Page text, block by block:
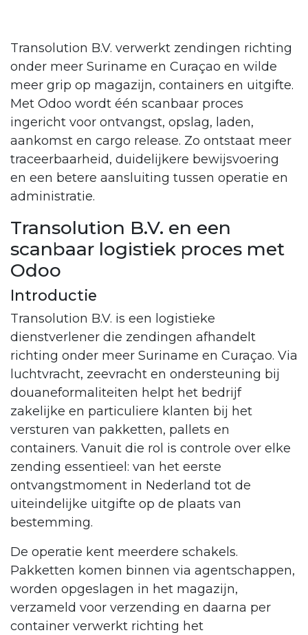
Transolution B.V. verwerkt zendingen richting
onder meer Suriname en Curaçao en wilde
meer grip op magazijn, containers en uitgifte.
Met Odoo wordt één scanbaar proces
ingericht voor ontvangst, opslag, laden,
aankomst en cargo release. Zo ontstaat meer
traceerbaarheid, duidelijkere bewijsvoering
en een betere aansluiting tussen operatie en
administratie.
Transolution B.V. en een
scanbaar logistiek proces met
Odoo
Introductie
Transolution B.V. is een logistieke
dienstverlener die zendingen afhandelt
richting onder meer Suriname en Curaçao. Via
luchtvracht, zeevracht en ondersteuning bij
douaneformaliteiten helpt het bedrijf
zakelijke en particuliere klanten bij het
versturen van pakketten, pallets en
containers. Vanuit die rol is controle over elke
zending essentieel: van het eerste
ontvangstmoment in Nederland tot de
uiteindelijke uitgifte op de plaats van
bestemming.
De operatie kent meerdere schakels.
Pakketten komen binnen via agentschappen,
worden opgeslagen in het magazijn,
verzameld voor verzending en daarna per
container verwerkt richting het